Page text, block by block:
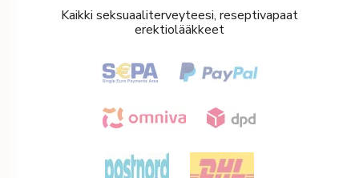
Kaikki seksuaaliterveyteesi, reseptivapaat
erektiolääkkeet